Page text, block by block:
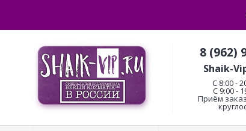
8 (962)
Shaik-
C 8:00 -
С 9:00 -
Приём